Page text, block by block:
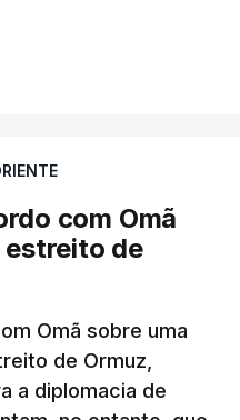
norte-
Oriente,
por cento de
controla e a cerca
com Israel.
com Omã
de
Omã sobre uma
de Ormuz,
a diplomacia de